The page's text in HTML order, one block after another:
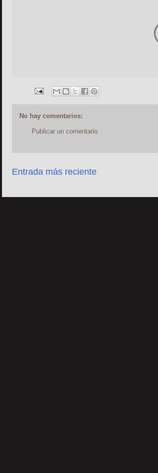
No hay comentarios:
Publicar un comentario
Entrada más reciente